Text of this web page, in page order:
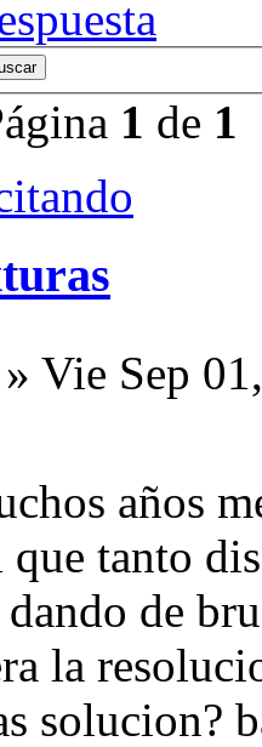
1 de 1
» Vie Sep
años
tanto
de
la
solucion?